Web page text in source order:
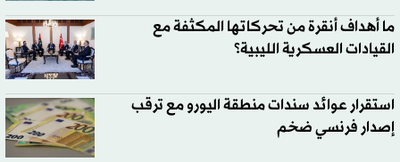
ما أهداف أنقرة من تحركاتها المكثفة مع
القيادات العسكرية الليبية؟
استقرار عوائد سندات منطقة اليورو مع ترقب
إصدار فرنسي ضخم